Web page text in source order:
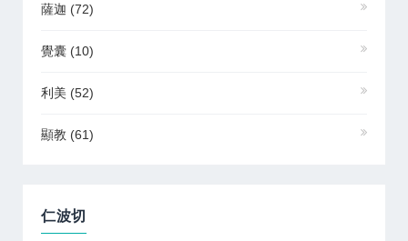
薩迦 (72)
覺囊 (10)
利美 (52)
顯教 (61)
仁波切